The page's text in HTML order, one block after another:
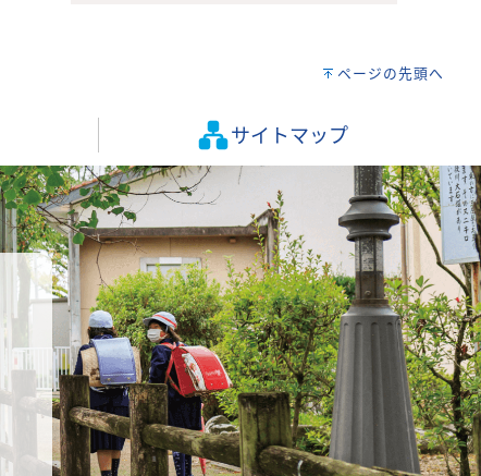
ページの先頭へ
サイトマップ